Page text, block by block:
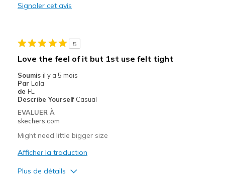
Going Out
Travel
Width
Sizing
View On Shoes
Shoes are for Wearing
Signaler cet avis
5
Love the feel of it but 1st use felt tight
Soumis il y a 5 mois
Par Lola
de FL
Describe Yourself Casual
EVALUER À
skechers.com
Might need little bigger size
Afficher la traduction
Plus de détails